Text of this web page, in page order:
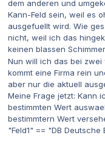
dem anderen und
Kann-Feld sein, weil es
ausgefuellt wird. Wie
nicht, weil ich das
keinen blassen
Nun will ich das bei zwei
kommt eine Firma rein
aber nur die aktuell
Meine Frage jetzt: Kann
bestimmten Wert
bestimmtern Wert
"Feld1" == "DB